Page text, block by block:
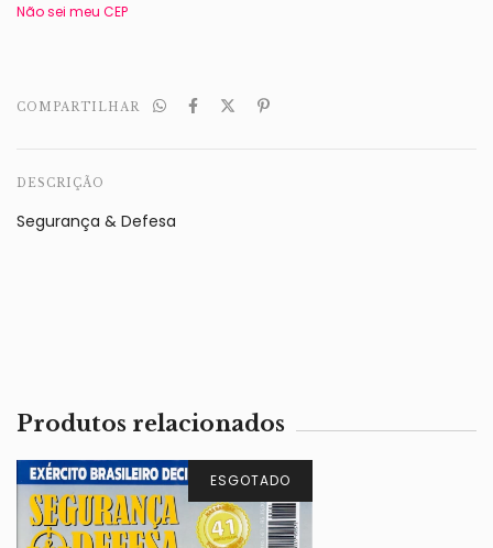
Não sei meu CEP
COMPARTILHAR
DESCRIÇÃO
Segurança & Defesa
Produtos relacionados
ESGOTADO